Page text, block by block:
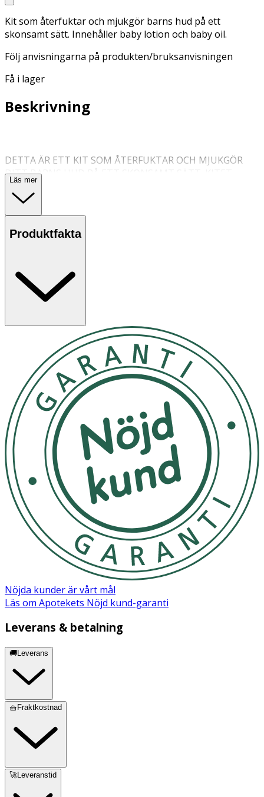
Kit som återfuktar och mjukgör barns hud på ett
skonsamt sätt. Innehåller baby lotion och baby oil.
Följ anvisningarna på produkten/bruksanvisningen
Få i lager
Beskrivning
DETTA ÄR ETT KIT SOM ÅTERFUKTAR OCH MJUKGÖR
DITT BARNS HUD PÅ ETT SKONSAMT SÄTT. KITET
BESTÅR AV BABY LOTION OCH BABY OIL. Effekten av
kitet: ✔️ Lugnar torr och irriterad hud ✔️ Behåller hudens
naturliga mjukhet ✔️ Snäll mot känslig babyhud
eller massera varsamt in den på din bebis hud. Den är
perfekt för babymassage, behandling av skorv och röda
barnrumpor. Även att smörja in gravidmagen med. Little
hudkrämen på huden och smörj in varsamt för en
vårdande, återfuktande och skyddande effekt. Krämen
kan användas på både kropp och ansikte.
Undvik att förvara produkten i direkt solljus
OK för gravida och ammande:
Ja
Ingredienser:
Baby Lotion: Aqua, Carthamus Tinctorius Seed Oil,
Cetearyl Alcohol, Helianthus Annuus Seed Oil, Glycerin,
Xylitylglucoside, Cetearyl Glucoside, Sodium Levulinate,
Anhydroxylitol, Xylitol, Sodium Anisate, Glucose, Acacia
Senegal Gum, Xanthan Gum, Lactic Acid. Baby Oil:
Carthamus Tinctorius, Seed Oil, Prunus Amygdalus Dulcis
Oil, Helianthus Annuus Seed Oil, Argania Spinosa Kernel
Oil, Glycine Soja Oil, Tocopherol, BetaSitosterol,
Läs mer
Produktfakta
Nöjda kunder är vårt mål
Läs om Apotekets Nöjd kund-garanti
Leverans & betalning
🚚Leverans
🧺Fraktkostnad
🚀Leveranstid